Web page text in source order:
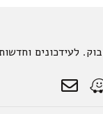
לעידכונים